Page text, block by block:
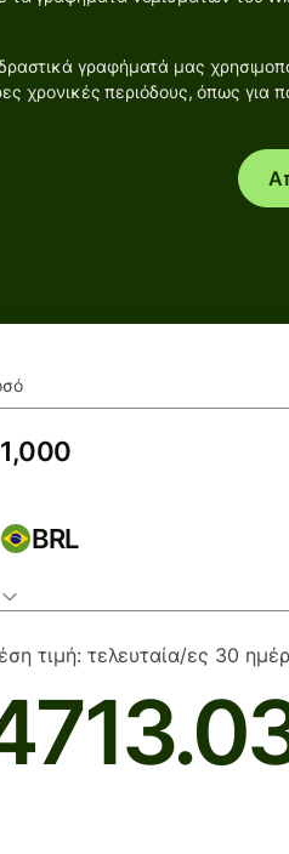
γραφήματά μας
χρονικές περιόδους, όπως για
BRL
τιμή: τελευταία/ες 30